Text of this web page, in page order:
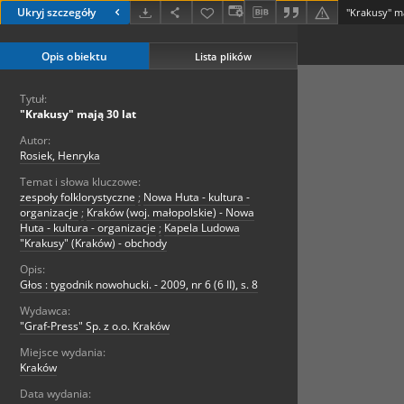
Ukryj szczegóły "Krakusy"
Opis obiektu Lista plików
Tytuł:
"Krakusy" mają 30 lat
Autor:
Rosiek, Henryka
Temat i słowa kluczowe:
zespoły folklorystyczne ; Nowa Huta - kultura -
organizacje ; Kraków (woj. małopolskie) - Nowa
Huta - kultura - organizacje ; Kapela Ludowa
"Krakusy" (Kraków) - obchody
Opis:
Głos : tygodnik nowohucki. - 2009, nr 6 (6 II), s. 8
Wydawca:
"Graf-Press" Sp. z o.o. Kraków
Miejsce wydania:
Kraków
Data wydania: